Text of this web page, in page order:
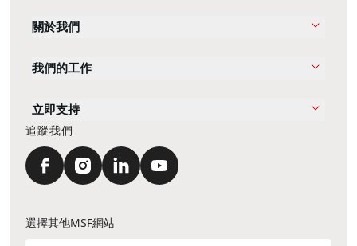
關於我們
我們的工作
立即支持
追蹤我們
選擇其他MSF網站